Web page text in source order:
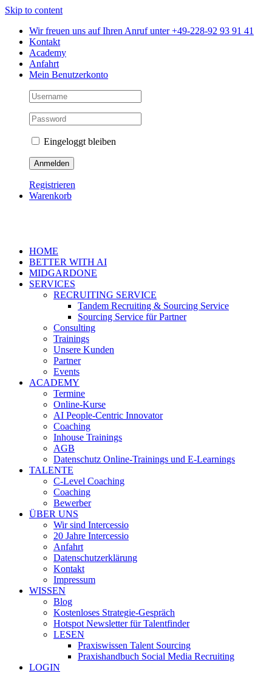
Skip to content
Wir freuen uns auf Ihren Anruf unter +49-228-92 93 91 41
Kontakt
Academy
Anfahrt
Mein Benutzerkonto
Eingeloggt bleiben
Registrieren
Warenkorb
HOME
BETTER WITH AI
MIDGARDONE
SERVICES
RECRUITING SERVICE
Tandem Recruiting & Sourcing Service
Sourcing Service für Partner
Consulting
Trainings
Unsere Kunden
Partner
Events
ACADEMY
Termine
Online-Kurse
AI People-Centric Innovator
Coaching
Inhouse Trainings
AGB
Datenschutz Online-Trainings und E-Learnings
TALENTE
C-Level Coaching
Coaching
Bewerber
ÜBER UNS
Wir sind Intercessio
20 Jahre Intercessio
Anfahrt
Datenschutzerklärung
Kontakt
Impressum
WISSEN
Blog
Kostenloses Strategie-Gespräch
Hotspot Newsletter für Talentfinder
LESEN
Praxiswissen Talent Sourcing
Praxishandbuch Social Media Recruiting
LOGIN